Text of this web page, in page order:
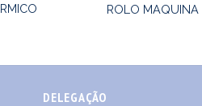
ROLO MAQUINA
DELEGAÇÃO